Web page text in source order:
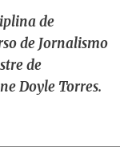
de
de Jornalismo
de
Doyle Torres.